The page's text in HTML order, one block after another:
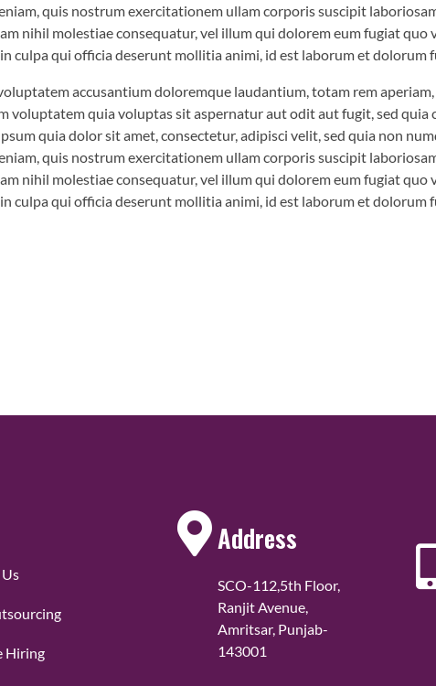
quis nostrum exercitationem ullam corporis suscipit
nihil molestiae consequatur, vel illum qui dolorem eum fugiat
culpa qui officia deserunt mollitia animi, id est laborum et dolorum
accusantium doloremque laudantium, totam rem
voluptatem quia voluptas sit aspernatur aut odit aut fugit, sed
quia dolor sit amet, consectetur, adipisci velit, sed quia non
quis nostrum exercitationem ullam corporis suscipit
nihil molestiae consequatur, vel illum qui dolorem eum fugiat
culpa qui officia deserunt mollitia animi, id est laborum et dolorum
Hiring
Address
SCO-112,5th Floor,
Ranjit Avenue,
Amritsar, Punjab-
143001